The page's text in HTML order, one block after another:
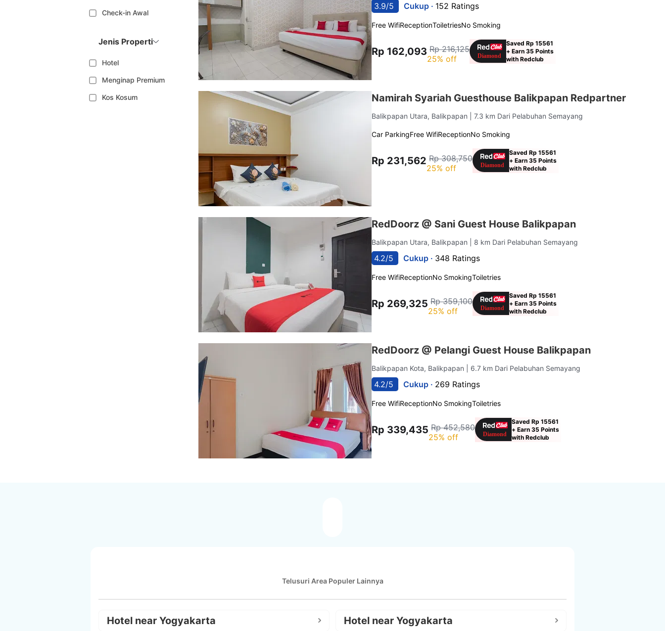
Check-in Awal
Jenis Properti
Hotel
Menginap Premium
Kos Kosum
3.9/5 Cukup · 152 Ratings
Free WifiReceptionToiletriesNo Smoking
Rp 162,093 Rp 216,125
25% off
Saved Rp 15561
+ Earn 35 Points
with Redclub
Namirah Syariah Guesthouse Balikpapan Redpartner
Balikpapan Utara, Balikpapan | 7.3 km Dari Pelabuhan Semayang
Car ParkingFree WifiReceptionNo Smoking
Rp 231,562 Rp 308,750
25% off
Saved Rp 15561
+ Earn 35 Points
with Redclub
RedDoorz @ Sani Guest House Balikpapan
Balikpapan Utara, Balikpapan | 8 km Dari Pelabuhan Semayang
4.2/5 Cukup · 348 Ratings
Free WifiReceptionNo SmokingToiletries
Rp 269,325 Rp 359,100
25% off
Saved Rp 15561
+ Earn 35 Points
with Redclub
RedDoorz @ Pelangi Guest House Balikpapan
Balikpapan Kota, Balikpapan | 6.7 km Dari Pelabuhan Semayang
4.2/5 Cukup · 269 Ratings
Free WifiReceptionNo SmokingToiletries
Rp 339,435 Rp 452,580
25% off
Saved Rp 15561
+ Earn 35 Points
with Redclub
Telusuri Area Populer Lainnya
Hotel near Yogyakarta Hotel near Yogyakarta